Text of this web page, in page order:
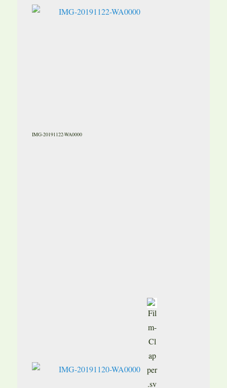
IMG-20191122-WA0000